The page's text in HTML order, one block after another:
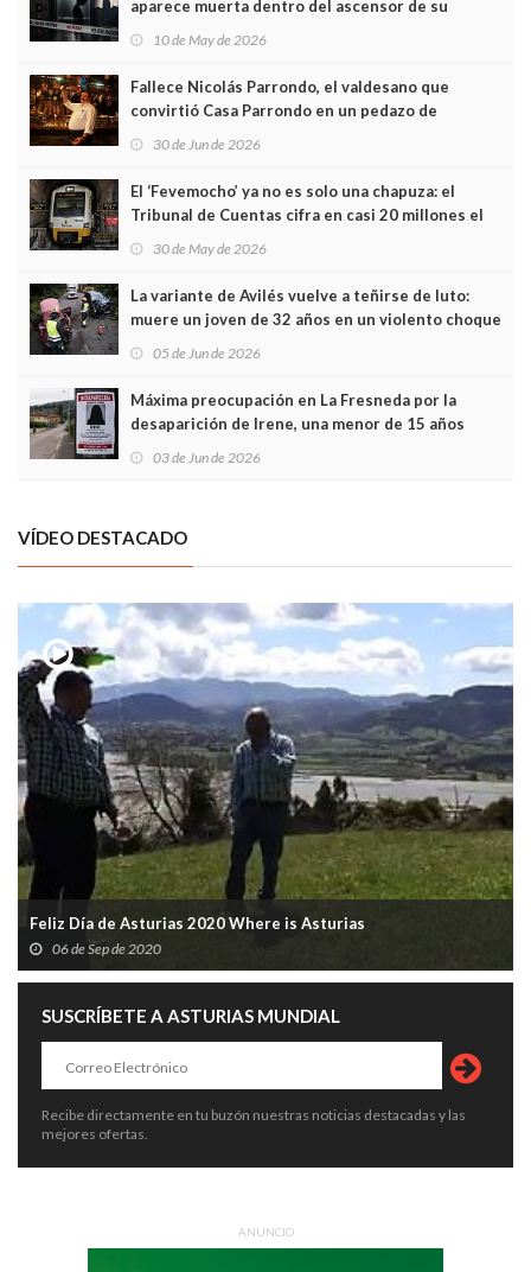
aparece muerta dentro del ascensor de su
edificio y las cámaras captan sus últimos minutos
10 de May de 2026
Fallece Nicolás Parrondo, el valdesano que
convirtió Casa Parrondo en un pedazo de
Asturias en Madrid
30 de Jun de 2026
El ‘Fevemocho’ ya no es solo una chapuza: el
Tribunal de Cuentas cifra en casi 20 millones el
sobrecoste de los trenes que no cabían por los
30 de May de 2026
La variante de Avilés vuelve a teñirse de luto:
muere un joven de 32 años en un violento choque
frontal
05 de Jun de 2026
Máxima preocupación en La Fresneda por la
desaparición de Irene, una menor de 15 años
03 de Jun de 2026
VÍDEO DESTACADO
Feliz Día de Asturias 2020 Where is Asturias
06 de Sep de 2020
SUSCRÍBETE A ASTURIAS MUNDIAL
Recibe directamente en tu buzón nuestras noticias destacadas y las
mejores ofertas.
ANUNCIO